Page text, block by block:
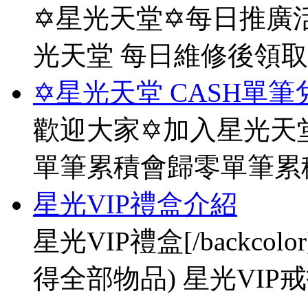
✡星光天堂✡每日推廣
光天堂 每日維修後領
✡星光天堂 CASH單筆
歡迎大家✡加入星光天
單筆累積會歸零單筆
星光VIP禮盒介紹
星光VIP禮盒[/
得全部物品) 星光VIP